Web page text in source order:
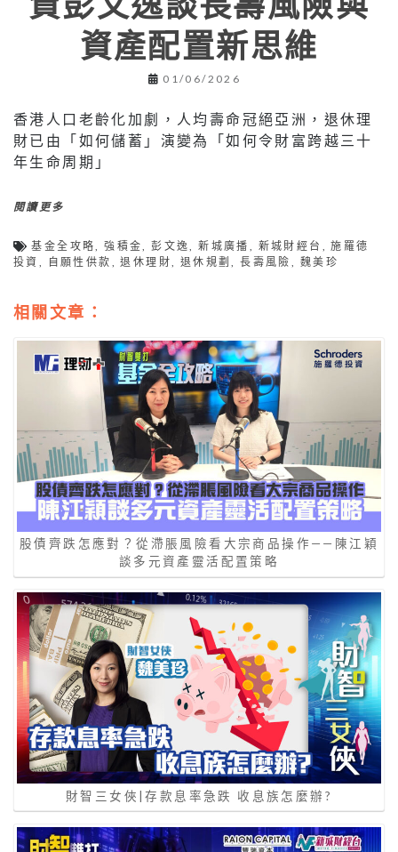
資產配置新思維
01/06/2026
香港人口老齡化加劇，人均壽命冠絕亞洲，退休理
財已由「如何儲蓄」演變為「如何令財富跨越三十
年生命周期」
閱讀更多
基金全攻略,強積金,彭文逸,新城廣播 , 新城財經台 ,施羅德
投資 , 自願性供款 ,退休理財, 退休規劃,長壽風險 , 魏美珍
相關文章：
股債齊跌怎應對？從滯脹風險看大宗商品操作——陳江穎
談多元資產靈活配置策略
財智三女俠|存款息率急跌 收息族怎麼辦?